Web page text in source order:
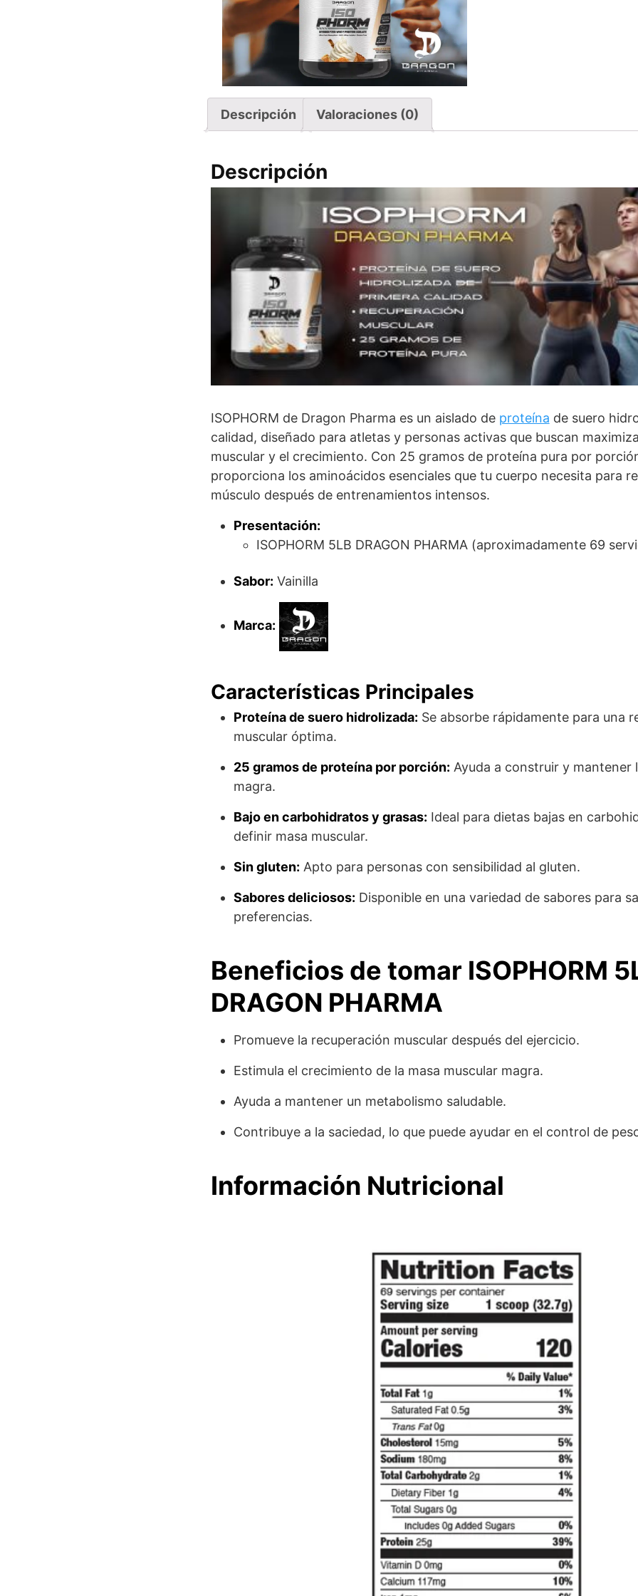
Descripción Valoraciones (0)
Descripción
ISOPHORM de Dragon Pharma es un aislado de proteína de suero
calidad, diseñado para atletas y personas activas que buscan
muscular y el crecimiento. Con 25 gramos de proteína pura por
proporciona los aminoácidos esenciales que tu cuerpo necesita para
músculo después de entrenamientos intensos.
Presentación:
ISOPHORM 5LB DRAGON PHARMA (aproximadamente 69
Sabor: Vainilla
Marca:
Características Principales
Proteína de suero hidrolizada: Se absorbe rápidamente para una
muscular óptima.
25 gramos de proteína por porción: Ayuda a construir y mantener
magra.
Bajo en carbohidratos y grasas: Ideal para dietas bajas en
definir masa muscular.
Sin gluten: Apto para personas con sensibilidad al gluten.
Sabores deliciosos: Disponible en una variedad de sabores para
preferencias.
Beneficios de tomar ISOPHORM
DRAGON PHARMA
Promueve la recuperación muscular después del ejercicio.
Estimula el crecimiento de la masa muscular magra.
Ayuda a mantener un metabolismo saludable.
Contribuye a la saciedad, lo que puede ayudar en el control de
Información Nutricional